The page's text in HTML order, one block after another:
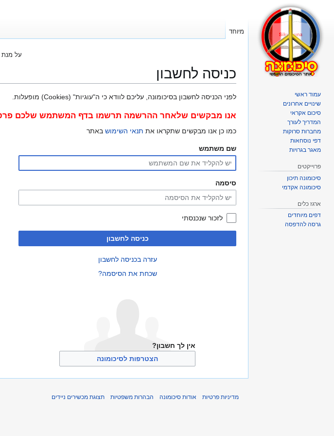
על מנת
כניסה לחשבון
קפיצה
קפיצה
לפני הכניסה לחשבון בסיכומונה, עליכם לוודא כי ה"עוגיות" (Cookies) מופעלות.
אנו מבקשים שלאחר ההרשמה תרשמו בדף המשתמש שלכם פרטים
כמו כן אנו מבקשים שתקראו את תנאי השימוש באתר
שם משתמש
סיסמה
לזכור שנכנסתי
כניסה לחשבון
עזרה בכניסה לחשבון
שכחת את הסיסמה?
אין לך חשבון?
הצטרפות לסיכומונה
מיוחד
עמוד ראשי
שינויים אחרונים
סיכום אקראי
המדריך לעורך
מחברות סרוקות
דפי נוסחאות
מאגר בגרויות
פרוייקטים
סיכומונה תיכון
סיכומונה אקדמי
ארגז כלים
דפים מיוחדים
גרסה להדפסה
מדיניות פרטיות אודות סיכומונה הבהרות משפטיות תצוגת מכשירים ניידים